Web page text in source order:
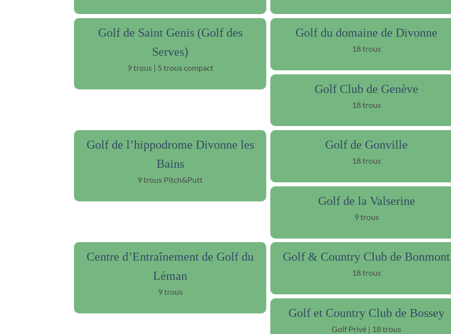
Golf de Saint Genis (Golf des
Serves)
9 trous | 5 trous compact
Golf du domaine de Divonne
18 trous
Golf Club de Genève
18 trous
Golf de l’hippodrome Divonne les
Bains
9 trous Pitch&Putt
Golf de Gonville
18 trous
Golf de la Valserine
9 trous
Centre d’Entraînement de Golf du
Léman
9 trous
Golf & Country Club de Bonmont
18 trous
Golf et Country Club de Bossey
Golf Privé | 18 trous